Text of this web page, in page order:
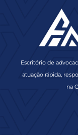
Escritório de
atuação rápida,
na